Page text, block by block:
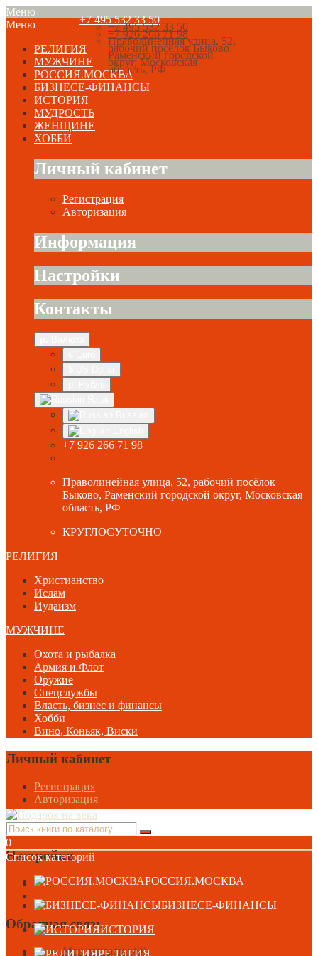
Меню
Меню
РЕЛИГИЯ
МУЖЧИНЕ
РОССИЯ.МОСКВА
БИЗНЕСЕ-ФИНАНСЫ
ИСТОРИЯ
МУДРОСТЬ
ЖЕНЩИНЕ
ХОББИ
Личный кабинет
Регистрация
Авторизация
Информация
Настройки
Контакты
+7 926 266 71 98
Праволинейная улица, 52, рабочий посёлок
Быково, Раменский городской округ, Московская
область, РФ
КРУГЛОСУТОЧНО
РЕЛИГИЯ
Христианство
Ислам
Иудаизм
МУЖЧИНЕ
Охота и рыбалка
Армия и Флот
Оружие
Спецслужбы
Власть, бизнес и финансы
Хобби
Вино, Коньяк, Виски
Личный кабинет
Регистрация
Авторизация
Информация
Настройки
Обратная связь
Мои закладки (0)
+7 495 532 33 50
+7 495 532 33 50
+7 926 266 71 98
Праволинейная улица, 52,
рабочий посёлок Быково,
Раменский городской
округ, Московская
область, РФ
0
Список категорий
РОССИЯ.МОСКВА
БИЗНЕСЕ-ФИНАНСЫ
ИСТОРИЯ